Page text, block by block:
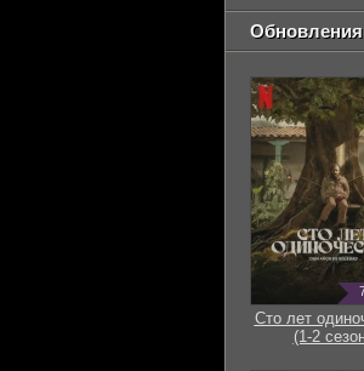
Сто лет
(1-2